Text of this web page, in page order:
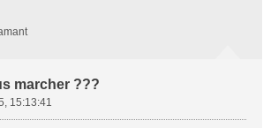
marcher ???
15:13:41